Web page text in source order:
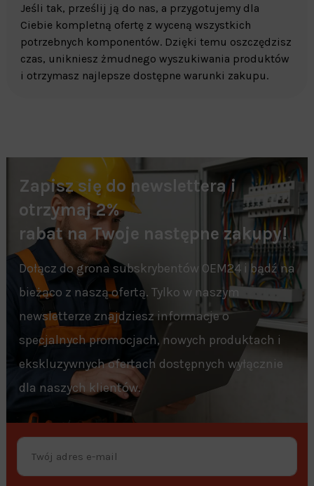
Jeśli tak, prześlij ją do nas, a przygotujemy dla
Ciebie kompletną ofertę z wyceną wszystkich
potrzebnych komponentów. Dzięki temu oszczędzisz
czas, unikniesz żmudnego wyszukiwania produktów
i otrzymasz najlepsze dostępne warunki zakupu.
Zapisz się do newslettera i
otrzymaj 2%
rabat na Twoje następne zakupy!
Dołącz do grona subskrybentów OEM24 i bądź na
bieżąco z naszą ofertą. Tylko w naszym
newsletterze znajdziesz informacje o
specjalnych promocjach, nowych produktach i
ekskluzywnych ofertach dostępnych wyłącznie
dla naszych klientów.